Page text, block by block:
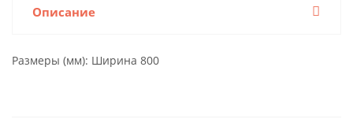
Описание
Размеры (мм): Ширина 800